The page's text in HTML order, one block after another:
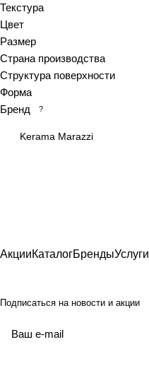
Arts
Ascot
Asher
At.Aren
At.Elite
At.Viggo
Belvedere
Black sky
Текстура
Цвет
Размер
Страна производства
Структура поверхности
Форма
Бренд
?
Kerama Marazzi
АкцииКаталогБрендыУслуги
Подписаться на новости и акции